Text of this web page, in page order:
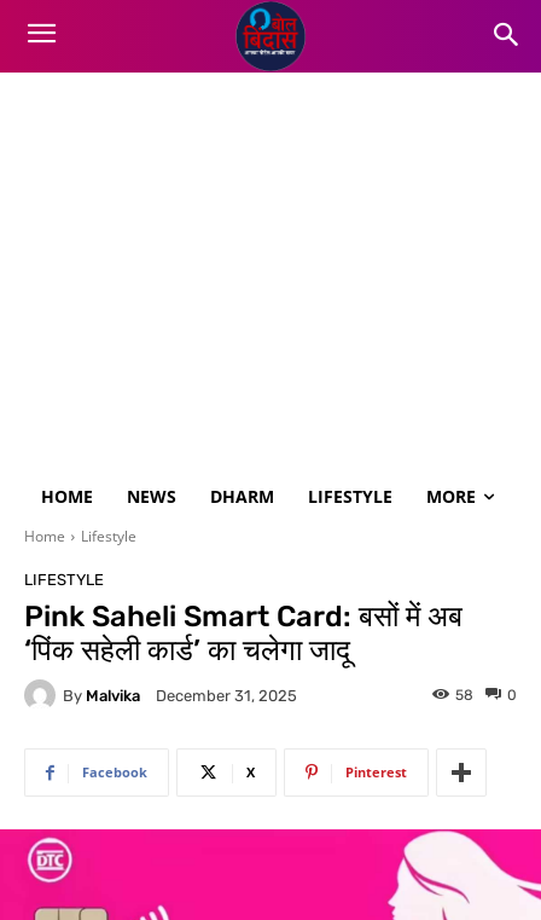
HOME NEWS DHARM LIFESTYLE MORE
Home Lifestyle
LIFESTYLE
Pink Saheli Smart Card: बसों में अब
‘पिंक सहेली कार्ड’ का चलेगा जादू
By Malvika December 31, 2025 0
58
Facebook X Pinterest